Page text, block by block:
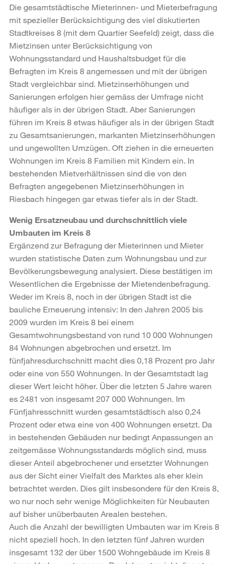
Die gesamtstädtische Mieterinnen- und Mieterbefragung
mit spezieller Berücksichtigung des viel diskutierten
Stadtkreises 8 (mit dem Quartier Seefeld) zeigt, dass die
Mietzinsen unter Berücksichtigung von
Wohnungsstandard und Haushaltsbudget für die
Befragten im Kreis 8 angemessen und mit der übrigen
Stadt vergleichbar sind. Mietzinserhöhungen und
Sanierungen erfolgen hier gemäss der Umfrage nicht
häufiger als in der übrigen Stadt. Aber Sanierungen
führen im Kreis 8 etwas häufiger als in der übrigen Stadt
zu Gesamtsanierungen, markanten Mietzinserhöhungen
und ungewollten Umzügen. Oft ziehen in die erneuerten
Wohnungen im Kreis 8 Familien mit Kindern ein. In
bestehenden Mietverhältnissen sind die von den
Befragten angegebenen Mietzinserhöhungen in
Riesbach hingegen gar etwas tiefer als in der Stadt.
Wenig Ersatzneubau und durchschnittlich viele
Umbauten im Kreis 8
Ergänzend zur Befragung der Mieterinnen und Mieter
wurden statistische Daten zum Wohnungsbau und zur
Bevölkerungsbewegung analysiert. Diese bestätigen im
Wesentlichen die Ergebnisse der Mietendenbefragung.
Weder im Kreis 8, noch in der übrigen Stadt ist die
bauliche Erneuerung intensiv: In den Jahren 2005 bis
2009 wurden im Kreis 8 bei einem
Gesamtwohnungsbestand von rund 10 000 Wohnungen
84 Wohnungen abgebrochen und ersetzt. Im
fünfjahresdurchschnitt macht dies 0,18 Prozent pro Jahr
oder eine von 550 Wohnungen. In der Gesamtstadt lag
dieser Wert leicht höher. Über die letzten 5 Jahre waren
es 2481 von insgesamt 207 000 Wohnungen. Im
Fünfjahresschnitt wurden gesamtstädtisch also 0,24
Prozent oder etwa eine von 400 Wohnungen ersetzt. Da
in bestehenden Gebäuden nur bedingt Anpassungen an
zeitgemässe Wohnungsstandards möglich sind, muss
dieser Anteil abgebrochener und ersetzter Wohnungen
aus der Sicht einer Vielfalt des Marktes als eher klein
betrachtet werden. Dies gilt insbesondere für den Kreis 8,
wo nur noch sehr wenige Möglichkeiten für Neubauten
auf bisher unüberbauten Arealen bestehen.
Auch die Anzahl der bewilligten Umbauten war im Kreis 8
nicht speziell hoch. In den letzten fünf Jahren wurden
insgesamt 132 der über 1500 Wohngebäude im Kreis 8